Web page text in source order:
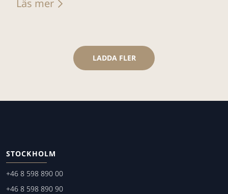
Läs mer
LADDA FLER
STOCKHOLM
+46 8 598 890 00
+46 8 598 890 90